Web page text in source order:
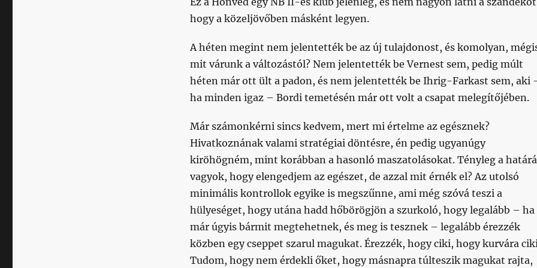
hogy a közeljövőben másként legyen.
A héten megint nem jelentették be az új tulajdonost, és komolyan,
mit várunk a változástól? Nem jelentették be Vernest sem, pedig múlt
héten már ott ült a padon, és nem jelentették be Ihrig-Farkast sem, aki
ha minden igaz – Bordi temetésén már ott volt a csapat melegítőjében.
Már számonkérni sincs kedvem, mert mi értelme az egésznek?
Hivatkoznának valami stratégiai döntésre, én pedig ugyanúgy
kiröhögném, mint korábban a hasonló maszatolásokat. Tényleg a
vagyok, hogy elengedjem az egészet, de azzal mit érnék el? Az utolsó
minimális kontrollok egyike is megszűnne, ami még szóvá teszi a
hülyeséget, hogy utána hadd hőbörögjön a szurkoló, hogy legalább – ha
már úgyis bármit megtehetnek, és meg is tesznek – legalább érezzék
közben egy cseppet szarul magukat. Érezzék, hogy ciki, hogy kurvára
Tudom, hogy nem érdekli őket, hogy másnapra túlteszik magukat rajta,